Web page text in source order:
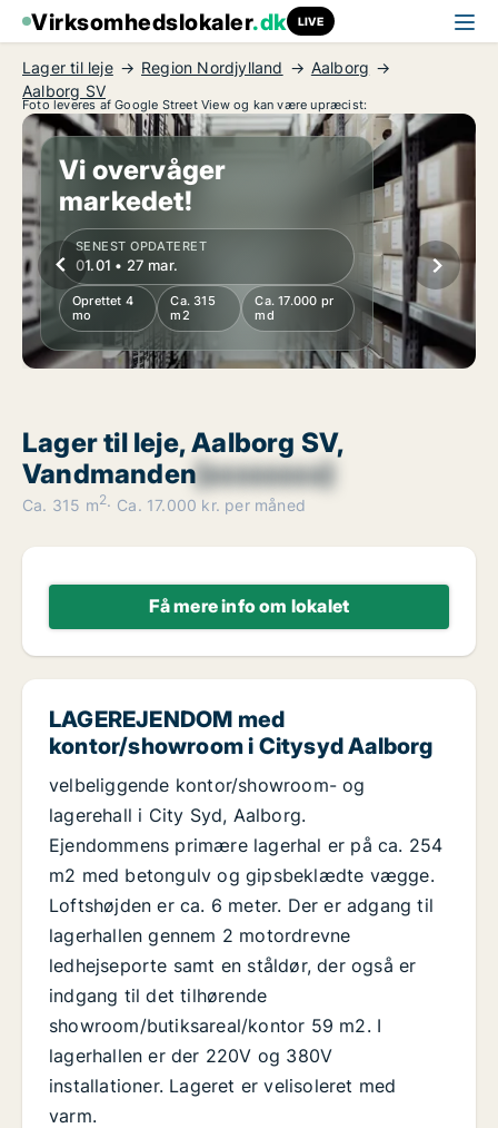
Virksomhedslokaler.dk LIVE
Lager til leje Region Nordjylland
Aalborg
Aalborg SV
Foto leveres af Google Street View og kan være upræcist:
Vi overvåger
markedet!
SENEST OPDATERET
01.01 • 27 mar.
Oprettet 4
mo
Ca. 315
m2
Ca. 17.000 pr
md
Lager til leje, Aalborg SV,
Vandmanden[xxxxxxxx]
Ca. 315 m2 Ca. 17.000 kr. per måned
Få mere info om lokalet
LAGEREJENDOM med
kontor/showroom i Citysyd Aalborg
velbeliggende kontor/showroom- og
lagerehall i City Syd, Aalborg.
Ejendommens primære lagerhal er på ca. 254
m2 med betongulv og gipsbeklædte vægge.
Loftshøjden er ca. 6 meter. Der er adgang til
lagerhallen gennem 2 motordrevne
ledhejseporte samt en ståldør, der også er
indgang til det tilhørende
showroom/butiksareal/kontor 59 m2. I
lagerhallen er der 220V og 380V
installationer. Lageret er velisoleret med
varm.